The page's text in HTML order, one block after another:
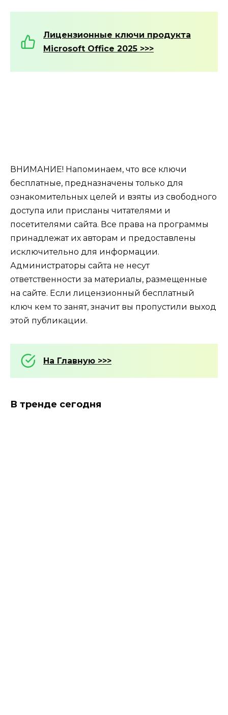
Лицензионные ключи продукта
Microsoft Office 2025 >>>
ВНИМАНИЕ! Напоминаем, что все ключи
бесплатные, предназначены только для
ознакомительных целей и взяты из свободного
доступа или присланы читателями и
посетителями сайта. Все права на программы
принадлежат их авторам и предоставлены
исключительно для информации.
Администраторы сайта не несут
ответственности за материалы, размещенные
на сайте. Если лицензионный бесплатный
ключ кем то занят, значит вы пропустили выход
этой публикации.
На Главную >>>
В тренде сегодня